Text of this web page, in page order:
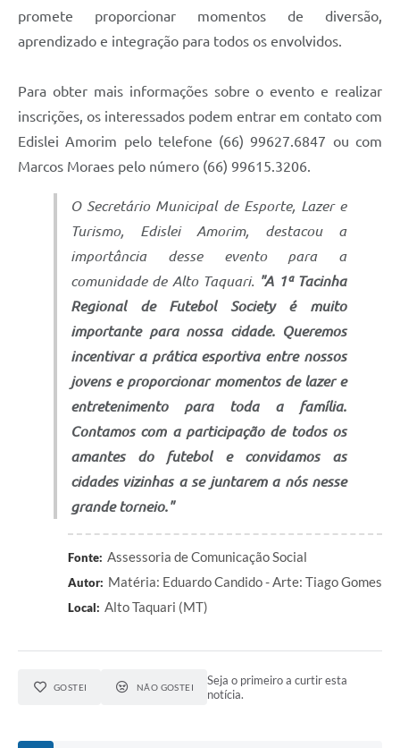
promete proporcionar momentos de diversão,
aprendizado e integração para todos os envolvidos.
Para obter mais informações sobre o evento e realizar
inscrições, os interessados podem entrar em contato com
Edislei Amorim pelo telefone (66) 99627.6847 ou com
Marcos Moraes pelo número (66) 99615.3206.
O Secretário Municipal de Esporte, Lazer e
Turismo, Edislei Amorim, destacou a
importância desse evento para a
comunidade de Alto Taquari. "A 1ª Tacinha
Regional de Futebol Society é muito
importante para nossa cidade. Queremos
incentivar a prática esportiva entre nossos
jovens e proporcionar momentos de lazer e
entretenimento para toda a família.
Contamos com a participação de todos os
amantes do futebol e convidamos as
cidades vizinhas a se juntarem a nós nesse
grande torneio."
Fonte: Assessoria de Comunicação Social
Autor: Matéria: Eduardo Candido - Arte: Tiago Gomes
Local: Alto Taquari (MT)
GOSTEI NÃO GOSTEI
Seja o primeiro a curtir esta
notícia.